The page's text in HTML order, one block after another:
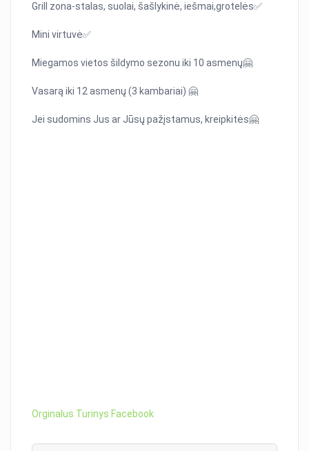
Grill zona-stalas, suolai, šašlykinė, iešmai,grotelės✅
Mini virtuvė✅
Miegamos vietos šildymo sezonu iki 10 asmenų🤗
Vasarą iki 12 asmenų (3 kambariai) 🤗
Jei sudomins Jus ar Jūsų pažįstamus, kreipkitės🤗
Orginalus Turinys Facebook